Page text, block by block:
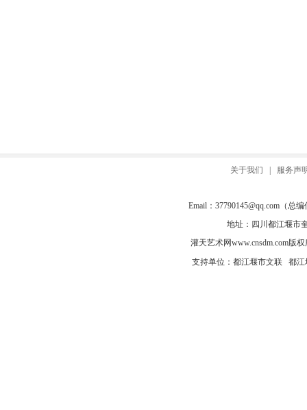
关于我们 服务声
Email： 37790145@qq.com（总编
地址：四川都江堰市
灌天艺术网www.cnsdm.com版权
支持单位：都江堰市文联 都